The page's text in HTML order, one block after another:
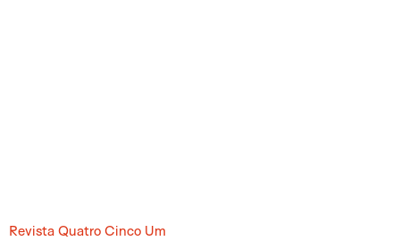
Revista Quatro Cinco Um